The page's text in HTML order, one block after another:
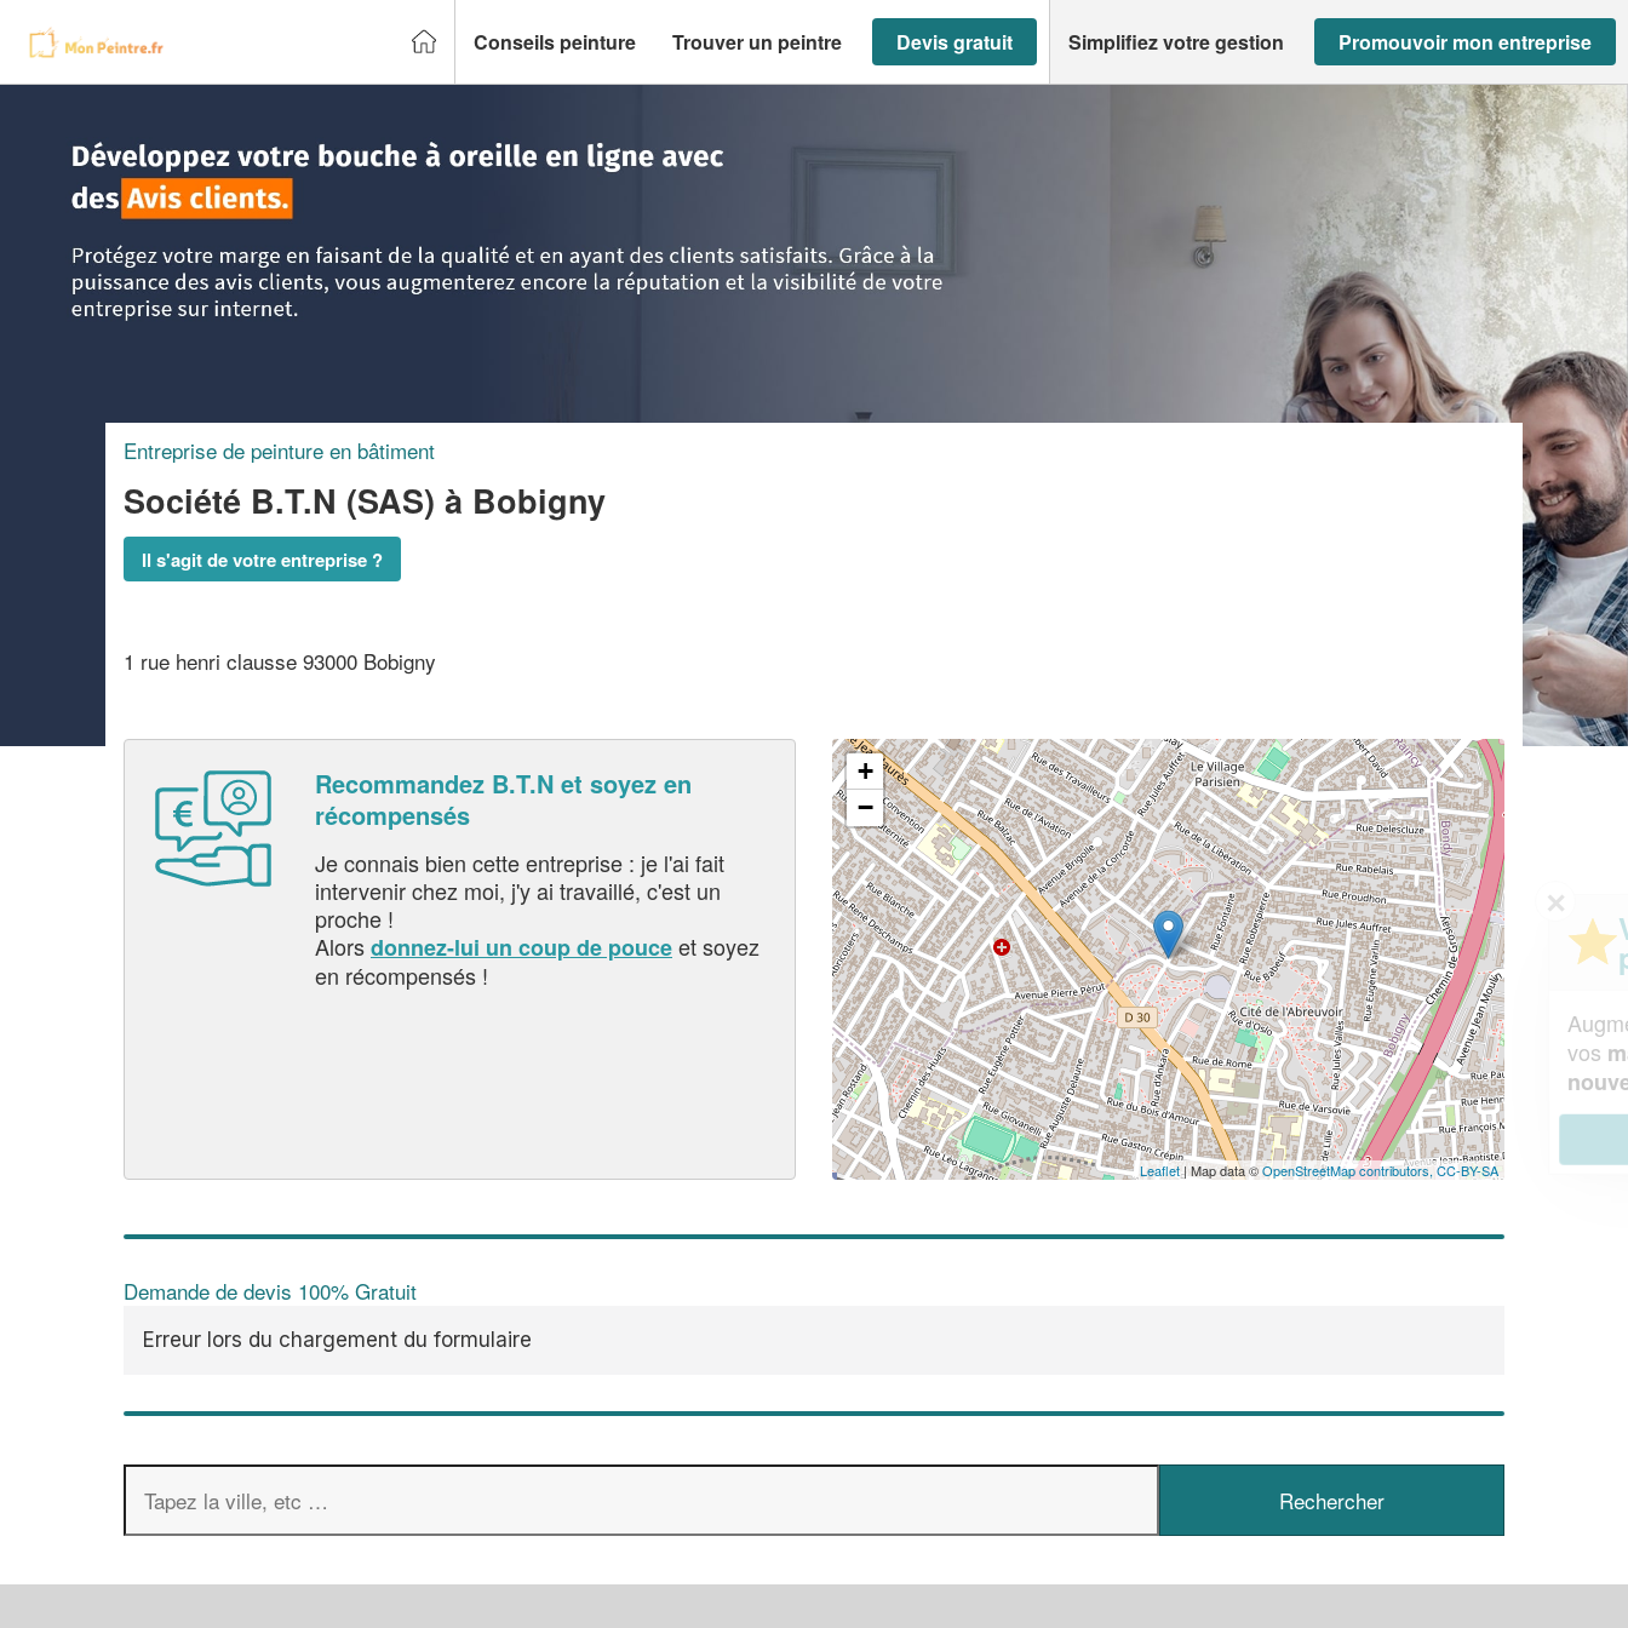
Conseils peinture Trouver un peintre Devis gratuit Simplifiez votre gestion Promouvoir mon entreprise
Entreprise de peinture en bâtiment
Société B.T.N (SAS) à Bobigny
Il s'agit de votre entreprise ?
1 rue henri clausse 93000 Bobigny
Recommandez B.T.N et soyez en
récompensés
Je connais bien cette entreprise : je l'ai fait
intervenir chez moi, j'y ai travaillé, c'est un
proche !
Alorsdonnez-lui un coup de pouceet soyez
en récompensés !
+
−
Leaflet| Map data ©OpenStreetMap contributors,CC-BY-SA
Demande de devis 100% Gratuit
Erreur lors du chargement du formulaire
✕
Vous êtes un
professionnel ?
Augmentez votrechiffre d'affaireset
vosmargestout en gagnant de
nouveaux clients !
En savoir plus